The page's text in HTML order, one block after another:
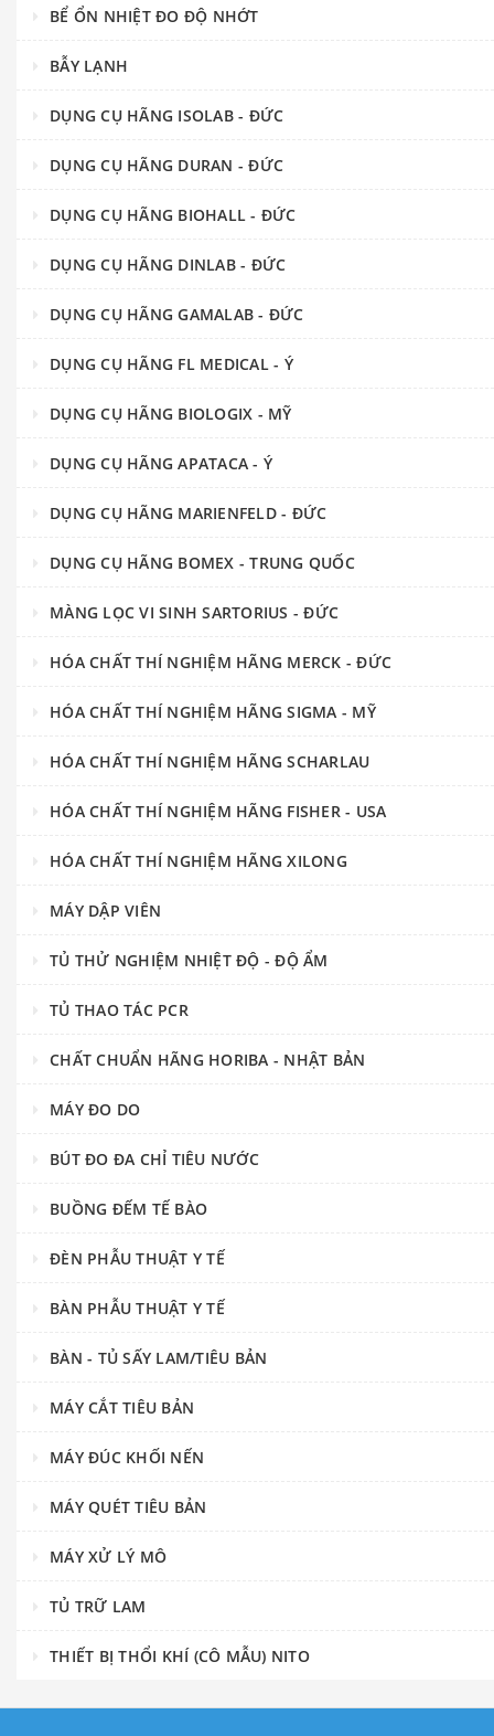
BỂ ỔN NHIỆT ĐO ĐỘ NHỚT
BẪY LẠNH
DỤNG CỤ HÃNG ISOLAB - ĐỨC
DỤNG CỤ HÃNG DURAN - ĐỨC
DỤNG CỤ HÃNG BIOHALL - ĐỨC
DỤNG CỤ HÃNG DINLAB - ĐỨC
DỤNG CỤ HÃNG GAMALAB - ĐỨC
DỤNG CỤ HÃNG FL MEDICAL - Ý
DỤNG CỤ HÃNG BIOLOGIX - MỸ
DỤNG CỤ HÃNG APATACA - Ý
DỤNG CỤ HÃNG MARIENFELD - ĐỨC
DỤNG CỤ HÃNG BOMEX - TRUNG QUỐC
MÀNG LỌC VI SINH SARTORIUS - ĐỨC
HÓA CHẤT THÍ NGHIỆM HÃNG MERCK - ĐỨC
HÓA CHẤT THÍ NGHIỆM HÃNG SIGMA - MỸ
HÓA CHẤT THÍ NGHIỆM HÃNG SCHARLAU
HÓA CHẤT THÍ NGHIỆM HÃNG FISHER - USA
HÓA CHẤT THÍ NGHIỆM HÃNG XILONG
MÁY DẬP VIÊN
TỦ THỬ NGHIỆM NHIỆT ĐỘ - ĐỘ ẨM
TỦ THAO TÁC PCR
CHẤT CHUẨN HÃNG HORIBA - NHẬT BẢN
MÁY ĐO DO
BÚT ĐO ĐA CHỈ TIÊU NƯỚC
BUỒNG ĐẾM TẾ BÀO
ĐÈN PHẪU THUẬT Y TẾ
BÀN PHẪU THUẬT Y TẾ
BÀN - TỦ SẤY LAM/TIÊU BẢN
MÁY CẮT TIÊU BẢN
MÁY ĐÚC KHỐI NẾN
MÁY QUÉT TIÊU BẢN
MÁY XỬ LÝ MÔ
TỦ TRỮ LAM
THIẾT BỊ THỔI KHÍ (CÔ MẪU) NITO